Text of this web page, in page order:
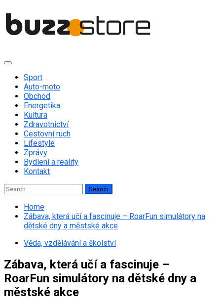
content
Primary
Sport
Auto-moto
Obchod
Energetika
Kultura
Zdravotnictví
Cestovní ruch
Lifestyle
Zprávy
Bydlení a reality
Kontakt
Search
for:
Home
Zábava, která učí a fascinuje – RoarFun simulátory na
dětské dny a městské akce
Věda, vzdělávání a školství
Zábava, která učí a fascinuje –
RoarFun simulátory na dětské dny a
městské akce